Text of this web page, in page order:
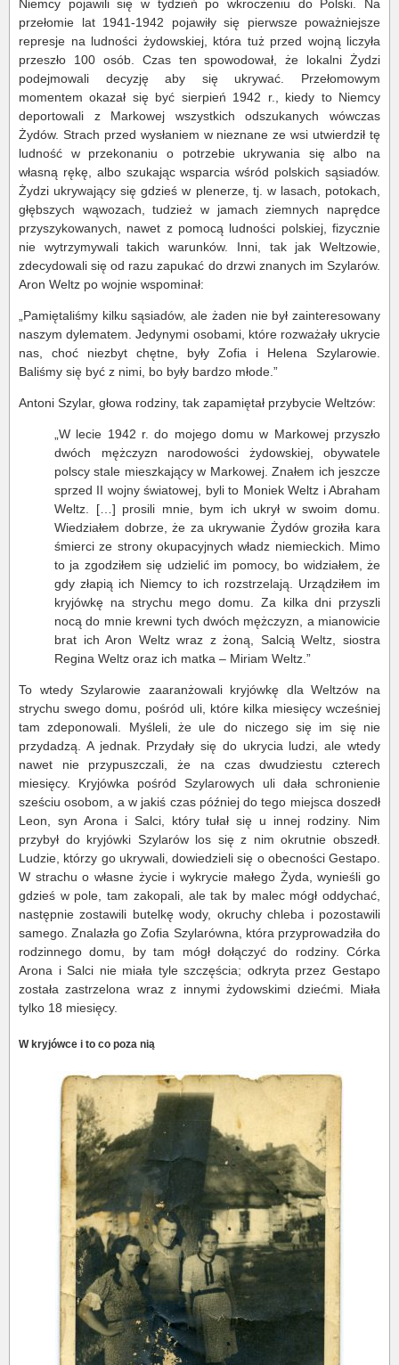
Niemcy pojawili się w tydzień po wkroczeniu do Polski. Na
przełomie lat 1941-1942 pojawiły się pierwsze poważniejsze
represje na ludności żydowskiej, która tuż przed wojną liczyła
przeszło 100 osób. Czas ten spowodował, że lokalni Żydzi
podejmowali decyzję aby się ukrywać. Przełomowym
momentem okazał się być sierpień 1942 r., kiedy to Niemcy
deportowali z Markowej wszystkich odszukanych wówczas
Żydów. Strach przed wysłaniem w nieznane ze wsi utwierdził tę
ludność w przekonaniu o potrzebie ukrywania się albo na
własną rękę, albo szukając wsparcia wśród polskich sąsiadów.
Żydzi ukrywający się gdzieś w plenerze, tj. w lasach, potokach,
głębszych wąwozach, tudzież w jamach ziemnych naprędce
przyszykowanych, nawet z pomocą ludności polskiej, fizycznie
nie wytrzymywali takich warunków. Inni, tak jak Weltzowie,
zdecydowali się od razu zapukać do drzwi znanych im Szylarów.
Aron Weltz po wojnie wspominał:
„Pamiętaliśmy kilku sąsiadów, ale żaden nie był zainteresowany
naszym dylematem. Jedynymi osobami, które rozważały ukrycie
nas, choć niezbyt chętne, były Zofia i Helena Szylarowie.
Baliśmy się być z nimi, bo były bardzo młode.”
Antoni Szylar, głowa rodziny, tak zapamiętał przybycie Weltzów:
„W lecie 1942 r. do mojego domu w Markowej przyszło
dwóch mężczyzn narodowości żydowskiej, obywatele
polscy stale mieszkający w Markowej. Znałem ich jeszcze
sprzed II wojny światowej, byli to Moniek Weltz i Abraham
Weltz. […] prosili mnie, bym ich ukrył w swoim domu.
Wiedziałem dobrze, że za ukrywanie Żydów groziła kara
śmierci ze strony okupacyjnych władz niemieckich. Mimo
to ja zgodziłem się udzielić im pomocy, bo widziałem, że
gdy złapią ich Niemcy to ich rozstrzelają. Urządziłem im
kryjówkę na strychu mego domu. Za kilka dni przyszli
nocą do mnie krewni tych dwóch mężczyzn, a mianowicie
brat ich Aron Weltz wraz z żoną, Salcią Weltz, siostra
Regina Weltz oraz ich matka – Miriam Weltz.”
To wtedy Szylarowie zaaranżowali kryjówkę dla Weltzów na
strychu swego domu, pośród uli, które kilka miesięcy wcześniej
tam zdeponowali. Myśleli, że ule do niczego się im się nie
przydadzą. A jednak. Przydały się do ukrycia ludzi, ale wtedy
nawet nie przypuszczali, że na czas dwudziestu czterech
miesięcy. Kryjówka pośród Szylarowych uli dała schronienie
sześciu osobom, a w jakiś czas później do tego miejsca doszedł
Leon, syn Arona i Salci, który tułał się u innej rodziny. Nim
przybył do kryjówki Szylarów los się z nim okrutnie obszedł.
Ludzie, którzy go ukrywali, dowiedzieli się o obecności Gestapo.
W strachu o własne życie i wykrycie małego Żyda, wynieśli go
gdzieś w pole, tam zakopali, ale tak by malec mógł oddychać,
następnie zostawili butelkę wody, okruchy chleba i pozostawili
samego. Znalazła go Zofia Szylarówna, która przyprowadziła do
rodzinnego domu, by tam mógł dołączyć do rodziny. Córka
Arona i Salci nie miała tyle szczęścia; odkryta przez Gestapo
została zastrzelona wraz z innymi żydowskimi dziećmi. Miała
tylko 18 miesięcy.
W kryjówce i to co poza nią